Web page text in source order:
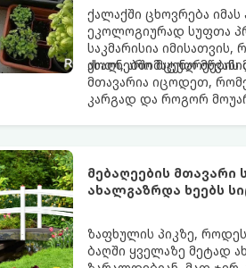
ქალაქში ცხოვრება
ეკოლოგიურად სუფთა
საკმარისია
ახალ, არომატულ
ქოთნებში მცენარეების
მთავარია იცოდეთ,
კარგად და როგორ
მებაღეების
ახალგაზრდა ხეებს
ზაფხულის პიკზე,
ბაღში ყველაზე მეტად